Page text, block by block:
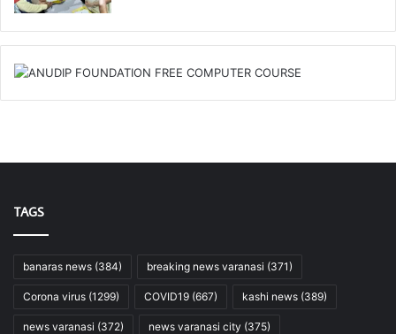
TAGS
banaras news (384) breaking news varanasi (371)
Corona virus (1299) COVID19 (667) kashi news (389)
news varanasi (372) news varanasi city (375)